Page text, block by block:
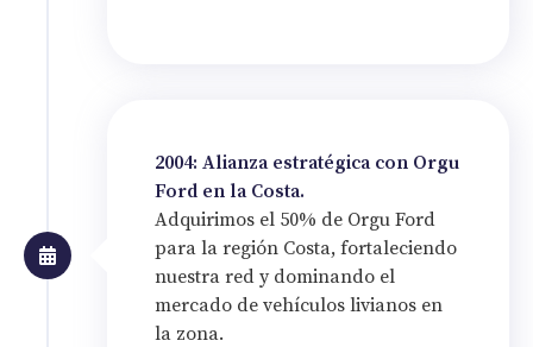
2004: Alianza estratégica con Orgu
Ford en la Costa.
Adquirimos el 50% de Orgu Ford
para la región Costa, fortaleciendo
nuestra red y dominando el
mercado de vehículos livianos en
la zona.